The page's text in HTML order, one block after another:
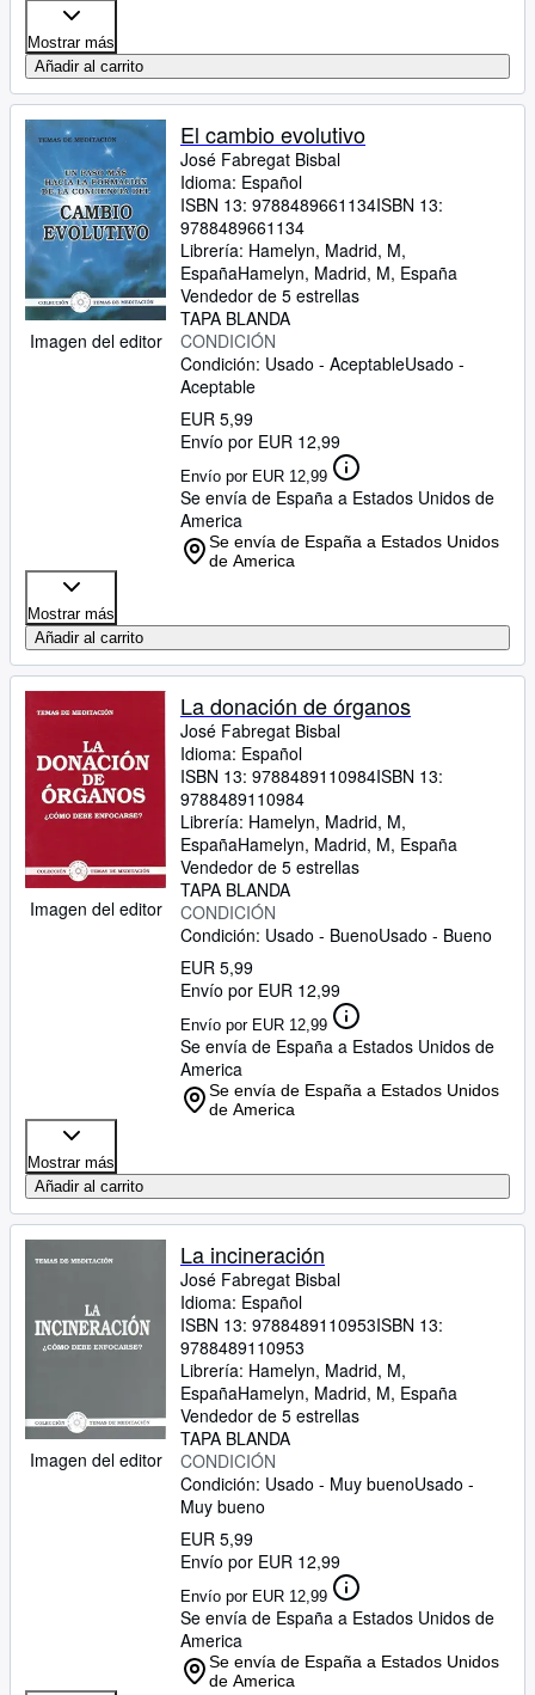
Mostrar más
Añadir al carrito
Imagen del editor
El cambio evolutivo
José Fabregat Bisbal
Idioma: Español
ISBN 13: 9788489661134ISBN 13:
9788489661134
Librería: Hamelyn, Madrid, M,
EspañaHamelyn, Madrid, M, España
Vendedor de 5 estrellas
TAPA BLANDA
CONDICIÓN
Condición: Usado - AceptableUsado -
Aceptable
EUR 5,99
Envío por EUR 12,99
Envío por EUR 12,99
Se envía de España a Estados Unidos de
America
Se envía de España a Estados Unidos
de America
Mostrar más
Añadir al carrito
Imagen del editor
La donación de órganos
José Fabregat Bisbal
Idioma: Español
ISBN 13: 9788489110984ISBN 13:
9788489110984
Librería: Hamelyn, Madrid, M,
EspañaHamelyn, Madrid, M, España
Vendedor de 5 estrellas
TAPA BLANDA
CONDICIÓN
Condición: Usado - BuenoUsado - Bueno
EUR 5,99
Envío por EUR 12,99
Envío por EUR 12,99
Se envía de España a Estados Unidos de
America
Se envía de España a Estados Unidos
de America
Mostrar más
Añadir al carrito
Imagen del editor
La incineración
José Fabregat Bisbal
Idioma: Español
ISBN 13: 9788489110953ISBN 13:
9788489110953
Librería: Hamelyn, Madrid, M,
EspañaHamelyn, Madrid, M, España
Vendedor de 5 estrellas
TAPA BLANDA
CONDICIÓN
Condición: Usado - Muy buenoUsado -
Muy bueno
EUR 5,99
Envío por EUR 12,99
Envío por EUR 12,99
Se envía de España a Estados Unidos de
America
Se envía de España a Estados Unidos
de America